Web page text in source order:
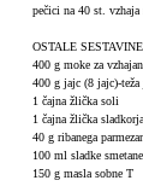
pečici na 40 st.
OSTALE
400 g moke za
400 g jajc (8 jajc)-
1 čajna žlička soli
1 čajna žlička sladkorja
40 g ribanega
100 ml sladke smetane
150 g masla sobne T